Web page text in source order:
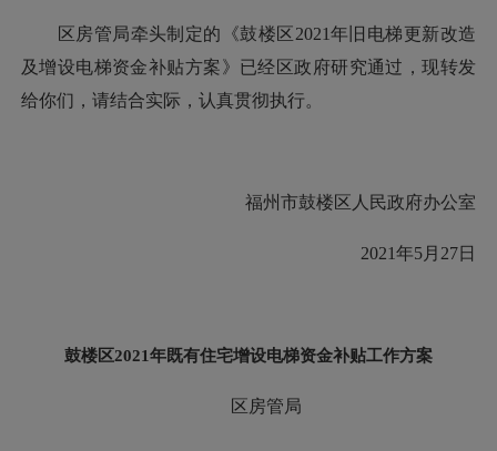
区房管局牵头制定的《鼓楼区2021年旧电梯更新改造
及增设电梯资金补贴方案》已经区政府研究通过，现转发
给你们，请结合实际，认真贯彻执行。
福州市鼓楼区人民政府办公室
2021年5月27日
鼓楼区2021年既有住宅增设电梯资金补贴工作方案
区房管局